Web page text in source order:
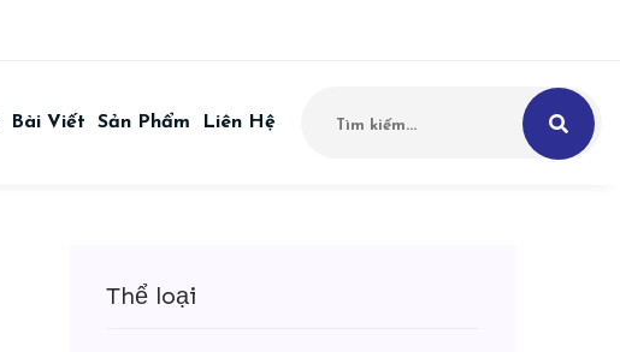
Bài Viết Sản Phẩm Liên Hệ
Thể loại